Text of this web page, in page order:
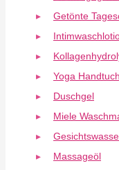
Getönte
Yoga Handtuch
Duschgel
Miele
Massageöl